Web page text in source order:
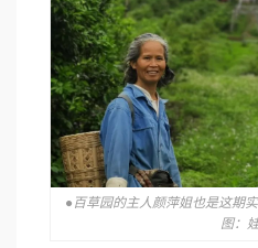
●百草园的主人颜萍姐也是这期
图：